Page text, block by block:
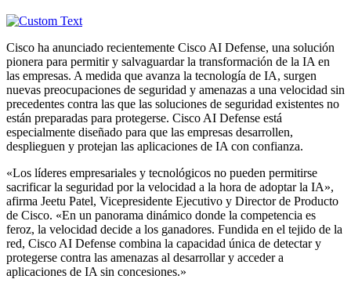
Cisco ha anunciado recientemente Cisco AI Defense, una solución
pionera para permitir y salvaguardar la transformación de la IA en
las empresas. A medida que avanza la tecnología de IA, surgen
nuevas preocupaciones de seguridad y amenazas a una velocidad sin
precedentes contra las que las soluciones de seguridad existentes no
están preparadas para protegerse. Cisco AI Defense está
especialmente diseñado para que las empresas desarrollen,
desplieguen y protejan las aplicaciones de IA con confianza.
«Los líderes empresariales y tecnológicos no pueden permitirse
sacrificar la seguridad por la velocidad a la hora de adoptar la IA»,
afirma Jeetu Patel, Vicepresidente Ejecutivo y Director de Producto
de Cisco. «En un panorama dinámico donde la competencia es
feroz, la velocidad decide a los ganadores. Fundida en el tejido de la
red, Cisco AI Defense combina la capacidad única de detectar y
protegerse contra las amenazas al desarrollar y acceder a
aplicaciones de IA sin concesiones.»